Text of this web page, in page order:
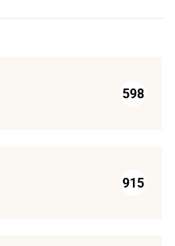
598
915